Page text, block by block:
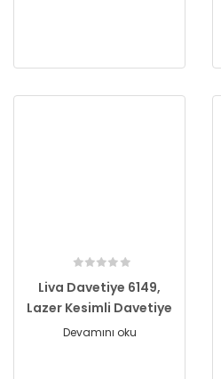
Liva Davetiye 6149,
Lazer Kesimli Davetiye
Devamını oku